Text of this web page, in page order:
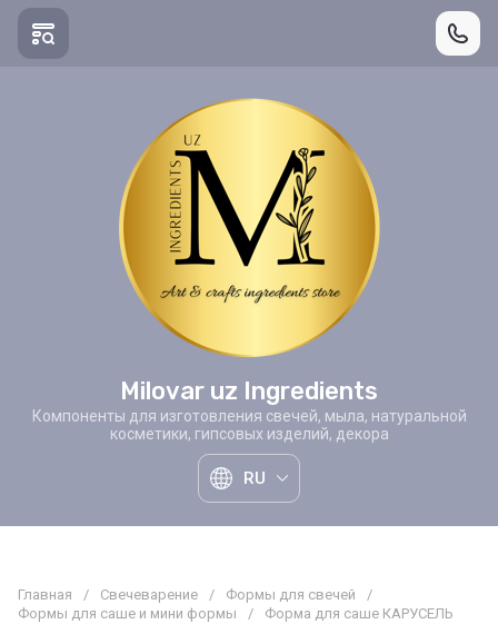
Milovar uz Ingredients
Компоненты для изготовления свечей, мыла, натуральной
косметики, гипсовых изделий, декора
RU
Главная / Свечеварение / Формы для свечей
/
Формы для саше и мини формы
/ Форма для саше КАРУСЕЛЬ